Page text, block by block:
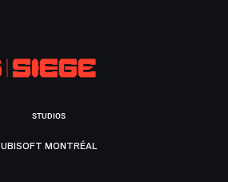
STUDIOS
UBISOFT MONTRÉAL